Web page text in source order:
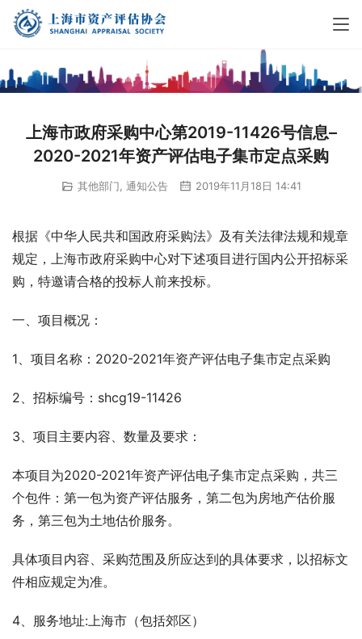
上海市政府采购中心第2019-11426号信息–
2020-2021年资产评估电子集市定点采购
其他部门 通知公告 2019年11月18日 14:41
根据《中华人民共和国政府采购法》及有关法律法规和规章
规定，上海市政府采购中心对下述项目进行国内公开招标采
购，特邀请合格的投标人前来投标。
一、项目概况：
1、项目名称：2020-2021年资产评估电子集市定点采购
2、招标编号：shcg19-11426
3、项目主要内容、数量及要求：
本项目为2020-2021年资产评估电子集市定点采购，共三
个包件：第一包为资产评估服务，第二包为房地产估价服
务，第三包为土地估价服务。
具体项目内容、采购范围及所应达到的具体要求，以招标文
件相应规定为准。
4、服务地址:上海市（包括郊区）